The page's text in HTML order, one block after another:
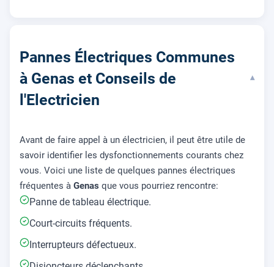
Pannes Électriques Communes
à Genas et Conseils de
l'Electricien
▾
Avant de faire appel à un électricien, il peut être utile de
savoir identifier les dysfonctionnements courants chez
vous. Voici une liste de quelques pannes électriques
fréquentes à Genas que vous pourriez rencontre:
Panne de tableau électrique.
Court-circuits fréquents.
Interrupteurs défectueux.